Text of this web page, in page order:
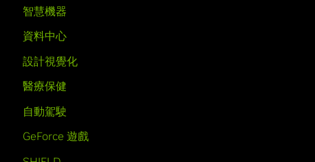
智慧機器
資料中心
設計視覺化
醫療保健
自動駕駛
GeForce 遊戲